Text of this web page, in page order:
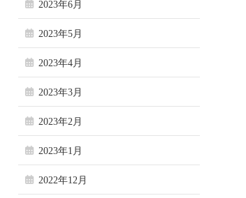
2023年6月
2023年5月
2023年4月
2023年3月
2023年2月
2023年1月
2022年12月